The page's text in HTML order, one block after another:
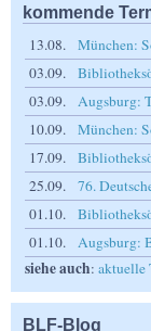
kommende
13.08.
München:
03.09.
03.09.
Augsburg:
10.09.
München:
17.09.
25.09.
76.
01.10.
01.10.
Augsburg:
siehe auch: aktuelle
BLF-Blog